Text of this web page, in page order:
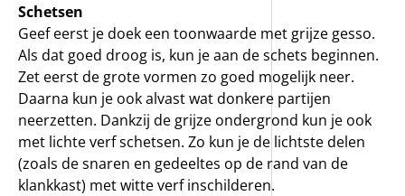
Schetsen
Geef eerst je doek een toonwaarde met grijze gesso.
Als dat goed droog is, kun je aan de schets beginnen.
Zet eerst de grote vormen zo goed mogelijk neer.
Daarna kun je ook alvast wat donkere partijen
neerzetten. Dankzij de grijze ondergrond kun je ook
met lichte verf schetsen. Zo kun je de lichtste delen
(zoals de snaren en gedeeltes op de rand van de
klankkast) met witte verf inschilderen.